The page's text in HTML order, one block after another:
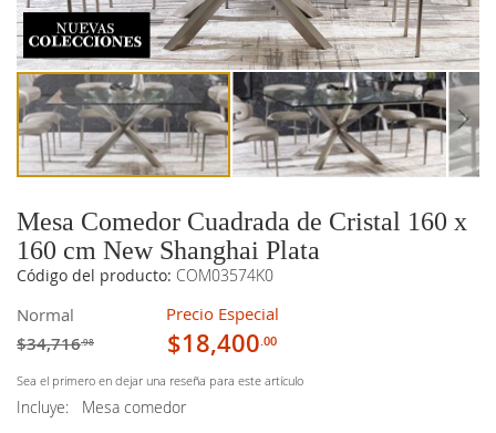
Mesa Comedor Cuadrada de Cristal 160 x
160 cm New Shanghai Plata
Código del producto: COM03574K0
Normal
$34,716.98
Precio Especial
$18,400.00
Sea el primero en dejar una reseña para este artículo
Incluye:
Mesa comedor
imágenes
imágenes